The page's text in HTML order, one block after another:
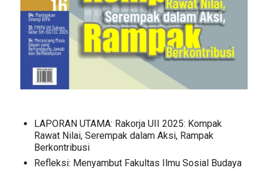
LAPORAN UTAMA: Rakorja UII 2025: Kompak
Rawat Nilai, Serempak dalam Aksi, Rampak
Berkontribusi
Refleksi: Menyambut Fakultas Ilmu Sosial Budaya